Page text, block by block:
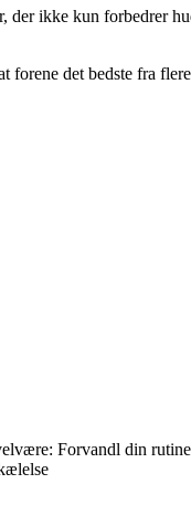
ikke kun forbedrer
det bedste fra
Forvandl din